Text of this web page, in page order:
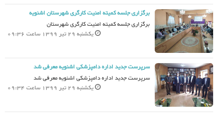
برگزاری جلسه کمیته امنیت کارگری شهرستان اشنویه
برگزاری جلسه کمیته امنیت کارگری شهرستان
یکشنبه 29 تیر 1399 ساعت 09:36
سرپرست جدید اداره دامپزشکی اشنویه معرفی شد
سرپرست جدید اداره دامپزشکی اشنویه معرفی شد
یکشنبه 29 تیر 1399 ساعت 09:34